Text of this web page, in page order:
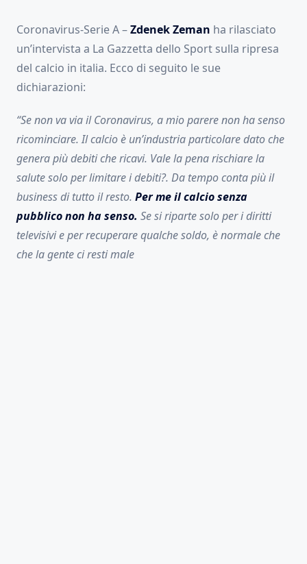
Coronavirus-Serie A –ZdenekZeman ha rilasciato
un’intervista a La Gazzetta dello Sport sulla ripresa
del calcio in italia. Ecco di seguito le sue
dichiarazioni:
“Se non va via il Coronavirus, a mio parere non ha senso
ricominciare. Il calcio è un’industria particolare dato che
genera più debiti che ricavi. Vale la pena rischiare la
salute solo per limitare i debiti?. Da tempo conta più il
business di tutto il resto. Per me il calcio senza
pubblico non ha senso. Se si riparte solo per i diritti
televisivi e per recuperare qualche soldo, è normale che
che la gente ci resti male